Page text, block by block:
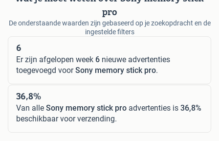
pro
De onderstaande waarden zijn gebaseerd op je zoekopdracht en de
ingestelde filters
6
Er zijn afgelopen week 6 nieuwe advertenties
toegevoegd voorSony memory stick pro.
36,8%
Van alle Sony memory stick pro advertenties is 36,8%
beschikbaar voor verzending.